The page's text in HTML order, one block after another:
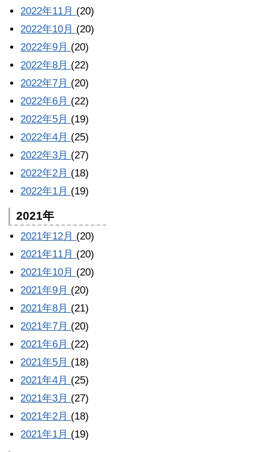
2022年11月 (20)
2022年10月 (20)
2022年9月 (20)
2022年8月 (22)
2022年7月 (20)
2022年6月 (22)
2022年5月 (19)
2022年4月 (25)
2022年3月 (27)
2022年2月 (18)
2022年1月 (19)
2021年
2021年12月 (20)
2021年11月 (20)
2021年10月 (20)
2021年9月 (20)
2021年8月 (21)
2021年7月 (20)
2021年6月 (22)
2021年5月 (18)
2021年4月 (25)
2021年3月 (27)
2021年2月 (18)
2021年1月 (19)